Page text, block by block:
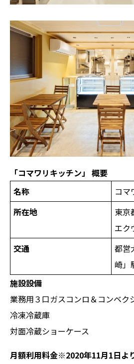
「コマワリキッチン」 概要
名称
コマ
所在地
東京
エク
交通
都営
崎」
施設設備
業務用３口ガスコンロ＆コンベク
冷凍冷蔵庫
対面冷蔵ショーケース
月額利用料金※2020年11月1日よ